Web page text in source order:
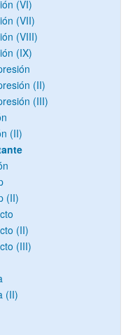
(VI)
(VII)
(VIII)
(IX)
(II)
(III)
(II)
(II)
(II)
(III)
(II)